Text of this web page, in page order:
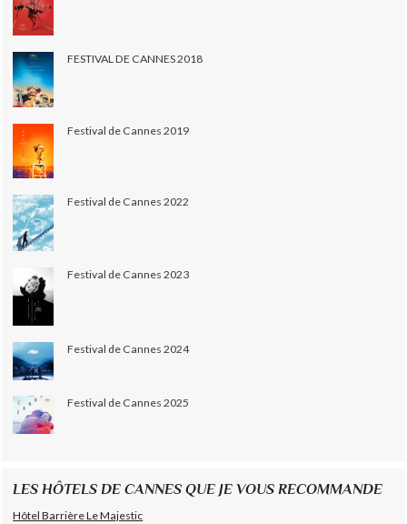
FESTIVAL DE CANNES 2018
Festival de Cannes 2019
Festival de Cannes 2022
Festival de Cannes 2023
Festival de Cannes 2024
Festival de Cannes 2025
LES HÔTELS DE CANNES QUE JE VOUS RECOMMANDE
Hôtel Barrière Le Majestic